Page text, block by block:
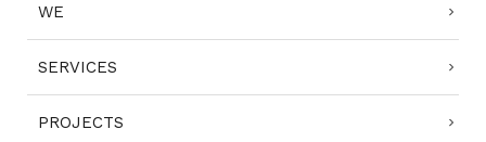
WE
SERVICES
PROJECTS